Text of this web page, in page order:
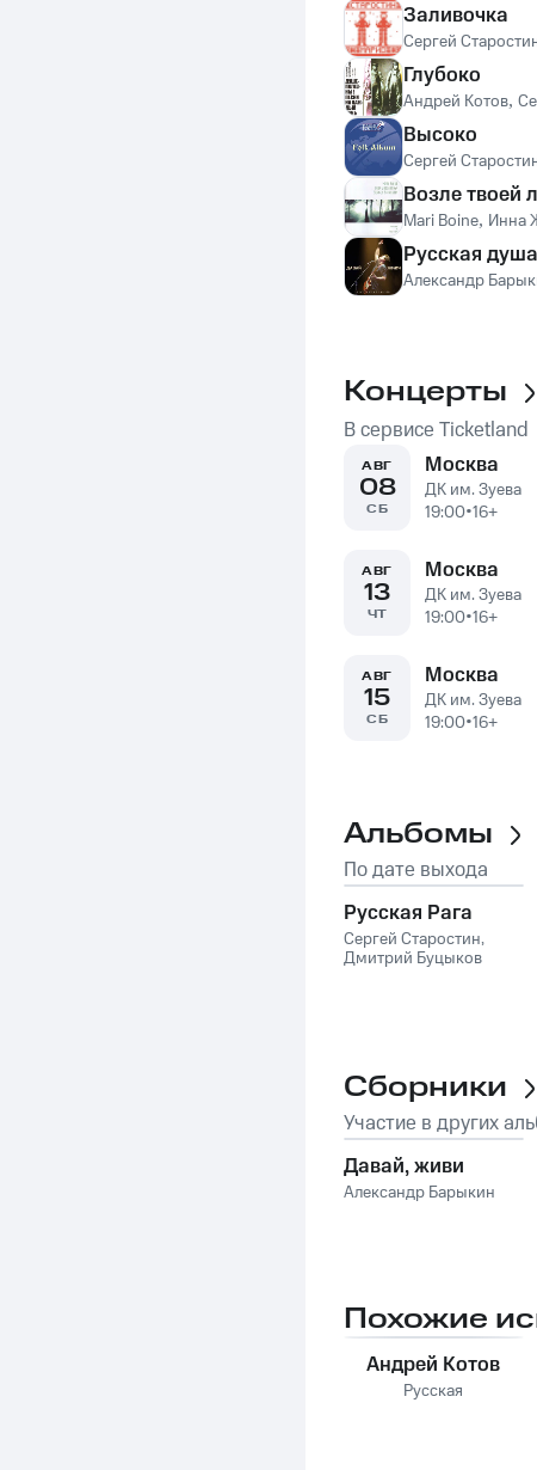
Заливочка
Сергей
Глубоко
Андрей Котов,
Высоко
Сергей
Возле твоей
Mari Boine, Инна
Русская душа
Александр
Концерты
В сервисе Ticketland
АВГ
08
СБ
Москва
ДК им. Зуева
19:00•16+
АВГ
13
ЧТ
Москва
ДК им. Зуева
19:00•16+
АВГ
15
СБ
Москва
ДК им. Зуева
19:00•16+
Альбомы
По дате выхода
Русская Рага
Сергей Старостин,
Дмитрий Буцыков
Сборники
Участие в других
Давай, живи
Александр Барыкин
Похожие
Андрей Котов
Русская